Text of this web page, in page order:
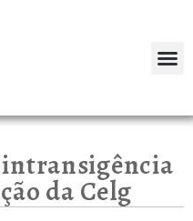
da Celg